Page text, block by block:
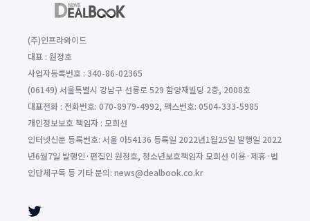
(주)인프라와이드
대표 : 원정호
사업자등록번호 : 340-86-02365
(06149) 서울특별시 강남구 선릉로 529 함양재빌딩 2층, 2008호
대표전화 : 전화번호: 070-8979-4992, 팩스번호: 0504-333-5985
개인정보보호 책임자 : 모희선
인터넷신문 등록번호: 서울 아54136 등록일 2022년1월25일 발행일 2022
년6월7일 발행인·편집인 원정호, 청소년보호책임자 모희선 이용·제휴·법
인단체구독 등 기타 문의: news@dealbook.co.kr